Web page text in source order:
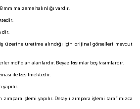
malzeme kalınlığı vardır.
üretime alındığı için orijinal görselleri mevcut
olan alanlardır. Beyaz kısımlar boş kısımlardır.
ile kesilmektedir.
işlemi yapılır. Detaylı zımpara işlemi tarafımızca